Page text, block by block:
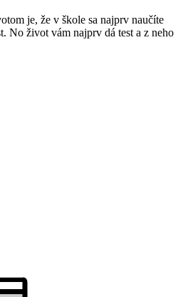
je, že v škole sa najprv naučíte
No život vám najprv dá test a z neho